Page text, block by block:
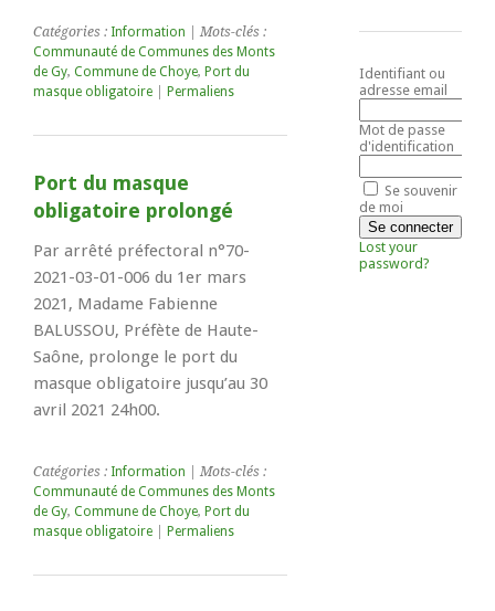
Catégories : Information | Mots-clés :
Communauté de Communes des Monts
de Gy, Commune de Choye, Port du
masque obligatoire
Permaliens
Port du masque
obligatoire prolongé
Par arrêté préfectoral n°70-
2021-03-01-006 du 1er mars
2021, Madame Fabienne
BALUSSOU, Préfète de Haute-
Saône, prolonge le port du
masque obligatoire jusqu’au 30
avril 2021 24h00.
Catégories : Information | Mots-clés :
Communauté de Communes des Monts
de Gy, Commune de Choye, Port du
masque obligatoire
Permaliens
Identifiant ou
adresse email
Mot de passe
d'identification
Se souvenir
de moi
Lost your
password?